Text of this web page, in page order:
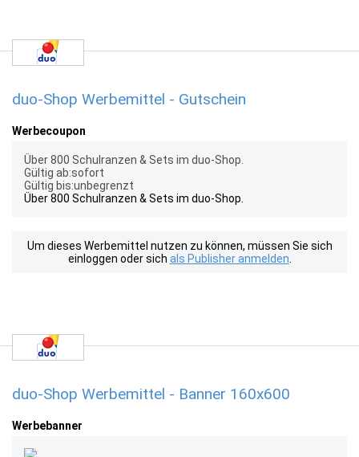
duo-Shop Werbemittel - Gutschein
Werbecoupon
Über 800 Schulranzen & Sets im duo-Shop.
Gültig ab:sofort
Gültig bis:unbegrenzt
Über 800 Schulranzen & Sets im duo-Shop.
Um dieses Werbemittel nutzen zu können, müssen Sie sich
einloggen oder sich als Publisher anmelden
duo-Shop Werbemittel - Banner 160x600
Werbebanner